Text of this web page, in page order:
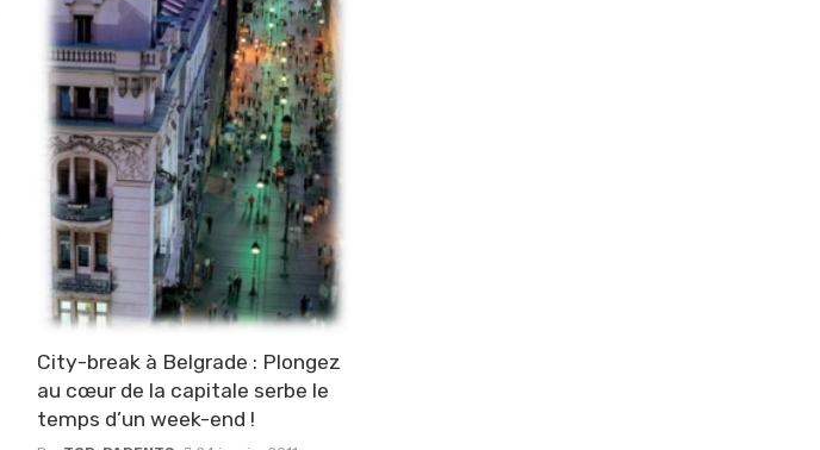
City-break à Belgrade : Plongez
au cœur de la capitale serbe le
temps d’un week-end !